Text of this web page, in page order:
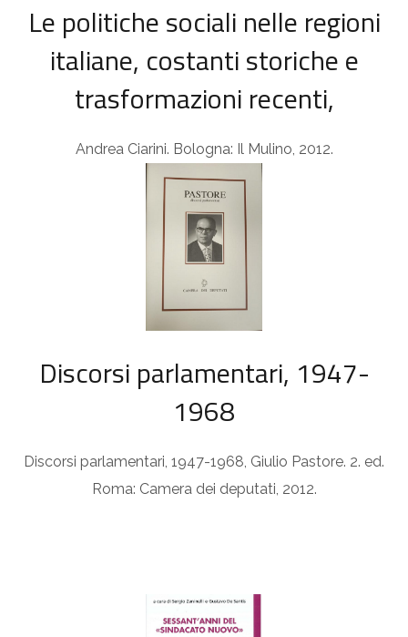
Le politiche sociali nelle regioni
italiane, costanti storiche e
trasformazioni recenti,
Andrea Ciarini. Bologna: Il Mulino, 2012.
Discorsi parlamentari, 1947-
1968
Discorsi parlamentari, 1947-1968, Giulio Pastore. 2. ed.
Roma: Camera dei deputati, 2012.